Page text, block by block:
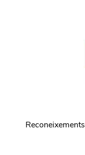
Reconeixements